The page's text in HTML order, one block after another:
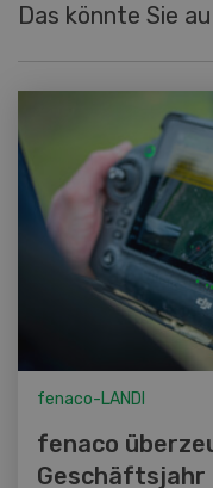
Das könnte Sie
fenaco-LANDI
fenaco
Geschäftsjahr